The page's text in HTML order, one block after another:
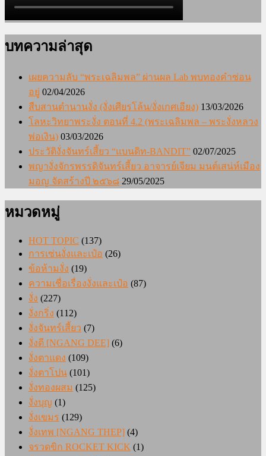
บทความล่าสุด
เผยความลับ “พระเฉลิมพล” ผ่านผล Lab พบทองคำซ่อน
อยู่ 02/04/2026
สืบสานตำนานงั่ง (งั่งเศียรโล้น/งั่งเกศเอียง) 13/03/2026
โลหะวิทยาพระงั่ง ตอนที่ 4.2 (พระเฉลิมพล – พระงั่งหลวง
พ่อเงิน) 03/03/2026
ประวัติงั่งจันทร์เสี้ยว “แบนดิท-BANDIT” 02/07/2025
พญางั่งจักรพรรดิจันทร์เสี้ยว อาจารย์เจียม มนต์เสน่ห์เมือง
มอญ จัดสร้างปี ๒๕๖๘ 29/05/2025
หมวดหมู่
HOT TOPIC (137)
การเซ่นงั่งและเป๋อ (26)
ข้อห้ามงั่ง (19)
ความเชื่อเรื่องงั่งและเป๋อ (87)
งั่ง (227)
งั่งกริ่ง (112)
งั่งจันทร์เสี้ยว (7)
งั่งดี [NGANG DEE] (6)
งั่งตาแดง (109)
งั่งตาโปน (101)
งั่งทองผสม (125)
งั่งบุญ (1)
งั่งเขมร (129)
งั่งเทพ [NGANG THEP] (4)
จรวดขิก ROCKET KICK (1)